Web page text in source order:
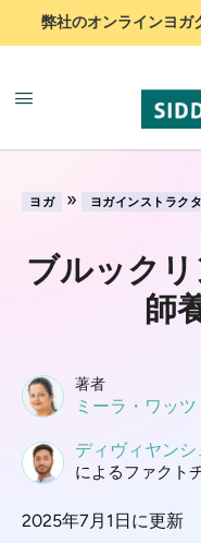
弊社のオンラインヨガ
ヨガ » ヨガインストラク
ブルック
師
著者
ミーラ・ワッツ
ディヴィヤン
によるファクト
2025年7月1日に更新